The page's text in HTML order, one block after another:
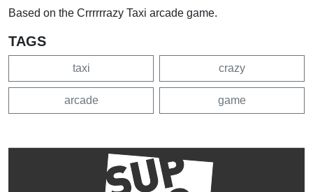
Based on the Crrrrrrazy Taxi arcade game.
TAGS
taxi crazy
arcade game